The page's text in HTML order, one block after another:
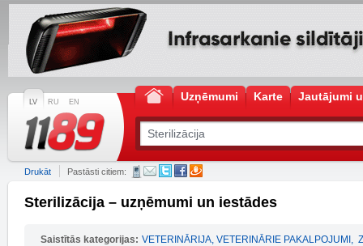
LV RU EN Uzņēmumi Karte Jautājumi
Drukāt Pastāsti citiem:
Sterilizācija – uzņēmumi un iestādes
Saistītās kategorijas: VETERINĀRIJA, VETERINĀRIE PAKALPOJUMI ,